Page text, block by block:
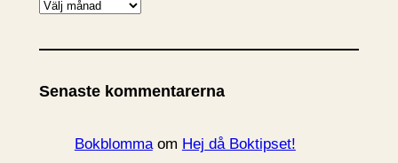
A
k
v
Senaste kommentarerna
Bokblommaom Hej då Boktipset!